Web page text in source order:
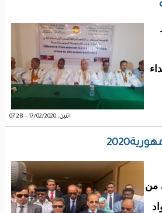
39 لأول نداء
اثنين, 17/02/2020 - 07:28
من